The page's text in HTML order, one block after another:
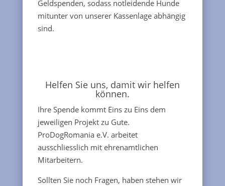
Geldspenden, sodass notleidende Hunde
mitunter von unserer Kassenlage abhängig
sind.
Helfen Sie uns, damit wir helfen
können.
Ihre Spende kommt Eins zu Eins dem
jeweiligen Projekt zu Gute.
ProDogRomania e.V. arbeitet
ausschliesslich mit ehrenamtlichen
Mitarbeitern.
Sollten Sie noch Fragen, haben stehen wir